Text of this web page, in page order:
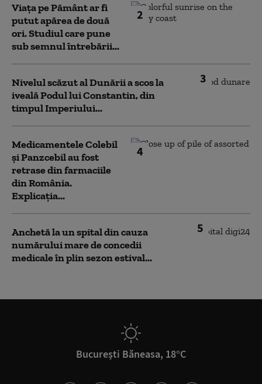
2
Viața pe Pământ ar fi
putut apărea de două
ori. Studiul care pune
sub semnul întrebării...
3
Nivelul scăzut al Dunării a scos la
iveală Podul lui Constantin, din
timpul Imperiului...
4
Medicamentele Colebil
și Panzcebil au fost
retrase din farmaciile
din România.
Explicația...
5
Anchetă la un spital din cauza
numărului mare de concedii
medicale în plin sezon estival...
București Băneasa, 18°C